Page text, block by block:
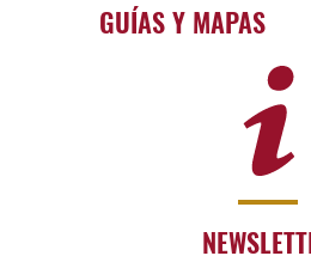
GUÍAS Y MAPAS